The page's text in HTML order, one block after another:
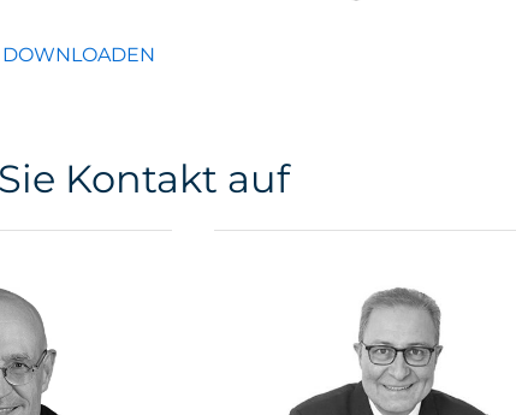
DOWNLOADEN
Kontakt auf